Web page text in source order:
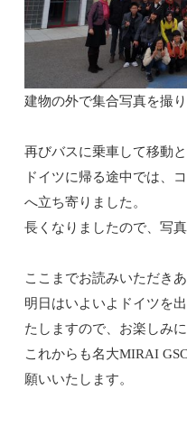
建物の外で集合写真を撮
再びバスに乗車して移動と
ドイツに帰る途中では、
へ立ち寄りました。
長くなりましたので、写
ここまでお読みいただき
明日はいよいよドイツを
たしますので、お楽しみに
これからも名大MIRAI
願いいたします。